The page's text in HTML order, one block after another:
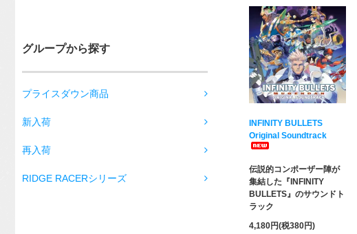
グループから探す
プライスダウン商品
新入荷
再入荷
RIDGE RACERシリーズ
INFINITY BULLETS
Original Soundtrack
伝説的コンポーザー陣が
集結した『INFINITY
BULLETS』のサウンドト
ラック
4,180円(税380円)